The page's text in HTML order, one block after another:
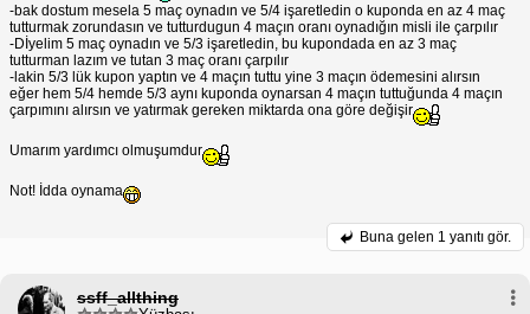
-bak dostum mesela 5 maç oynadın ve 5/4 işaretledin o kuponda en az 4 maç
tutturmak zorundasın ve tutturdugun 4 maçın oranı oynadığın misli ile çarpılır
-Dİyelim 5 maç oynadın ve 5/3 işaretledin, bu kupondada en az 3 maç
tutturman lazım ve tutan 3 maç oranı çarpılır
-lakin 5/3 lük kupon yaptın ve 4 maçın tuttu yine 3 maçın ödemesini alırsın
eğer hem 5/4 hemde 5/3 aynı kuponda oynarsan 4 maçın tuttuğunda 4 maçın
çarpımını alırsın ve yatırmak gereken miktarda ona göre değişir
Umarım yardımcı olmuşumdur
Not! İdda oynama
Buna gelen 1 yanıtı gör.
ssff_allthing